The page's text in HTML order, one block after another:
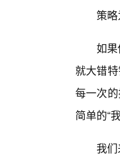
策
如
就大错
每一次
简单的“
我